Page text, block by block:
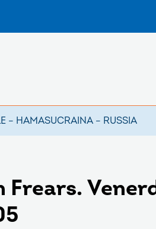
– HAMASUCRAINA – RUSSIA
Frears.